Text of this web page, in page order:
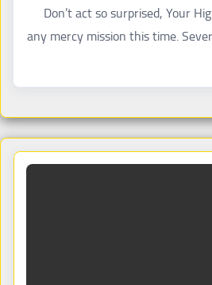
Don’t act so surprised, Your
any mercy mission this time.